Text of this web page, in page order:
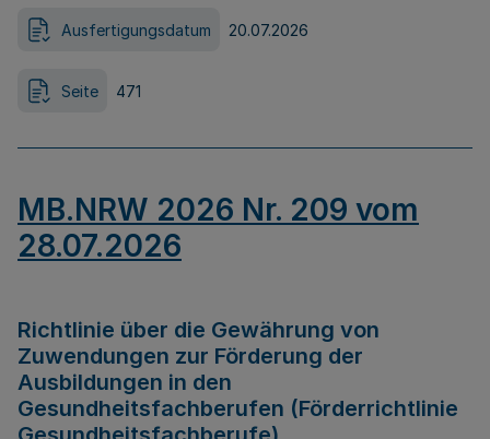
Ausfertigungsdatum 20.07.2026
Seite 471
MB.NRW 2026 Nr. 209 vom
28.07.2026
Richtlinie über die Gewährung von
Zuwendungen zur Förderung der
Ausbildungen in den
Gesundheitsfachberufen (Förderrichtlinie